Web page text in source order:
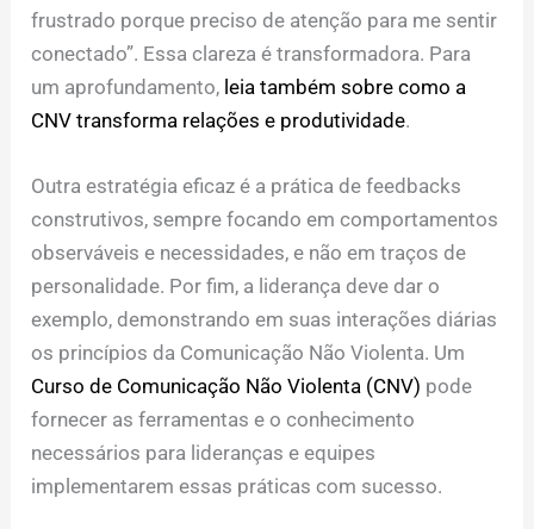
frustrado porque preciso de atenção para me sentir
conectado”. Essa clareza é transformadora. Para
um aprofundamento, leia também sobre como a
CNV transforma relações e produtividade.
Outra estratégia eficaz é a prática de feedbacks
construtivos, sempre focando em comportamentos
observáveis e necessidades, e não em traços de
personalidade. Por fim, a liderança deve dar o
exemplo, demonstrando em suas interações diárias
os princípios da Comunicação Não Violenta. Um
Curso de Comunicação Não Violenta (CNV) pode
fornecer as ferramentas e o conhecimento
necessários para lideranças e equipes
implementarem essas práticas com sucesso.